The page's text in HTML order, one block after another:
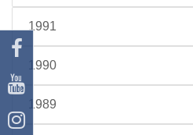
1991
1990
1989